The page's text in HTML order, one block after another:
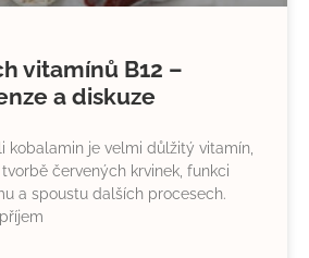
vitamínů B12 –
a diskuze
kobalamin je velmi důlžitý vitamín,
červených krvinek, funkci
a spoustu dalších procesech.